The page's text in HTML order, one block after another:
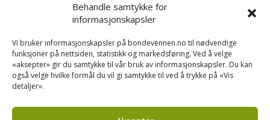
Behandle samtykke for
informasjonskapsler
Vi bruker informasjonskapsler på bondevennen.no til nødvendige
funksjoner på nettsiden, statistikk og markedsføring. Ved å velge
«aksepter» gir du samtykke til vår bruk av informasjonskapsler. Du kan
også velge hvilke formål du vil gi samtykke til ved å trykke på «Vis
detaljer».Kusignal